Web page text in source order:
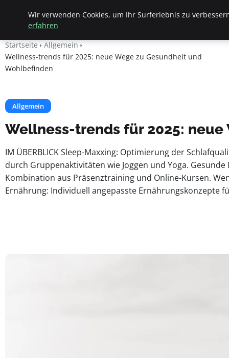
Apemania Shop
Startseite
Allgemein
Wellness-trends für 2025: neue Wege zu Gesundheit und
Wohlbefinden
Allgemein
Wellness-trends für 2025:
IM ÜBERBLICK Sleep-Maxxing: Optimierung der
durch Gruppenaktivitäten wie Joggen und Yoga.
Kombination aus Präsenztraining und Online-Kursen.
Ernährung: Individuell angepasste Ernährungskonzepte
Wir verwenden Cookies, um Ihr Surferlebnis zu
erfahren